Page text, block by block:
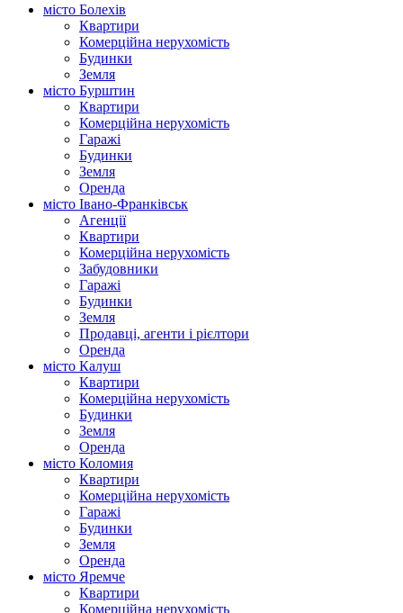
місто Болехів
Квартири
Комерційна нерухомість
Будинки
Земля
місто Бурштин
Квартири
Комерційна нерухомість
Гаражі
Будинки
Земля
Оренда
місто Івано-Франківськ
Агенції
Квартири
Комерційна нерухомість
Забудовники
Гаражі
Будинки
Земля
Продавці, агенти і рієлтори
Оренда
місто Калуш
Квартири
Комерційна нерухомість
Будинки
Земля
Оренда
місто Коломия
Квартири
Комерційна нерухомість
Гаражі
Будинки
Земля
Оренда
місто Яремче
Квартири
Комерційна нерухомість